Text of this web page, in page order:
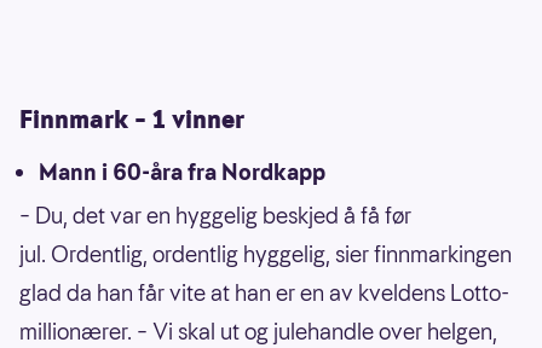
Finnmark – 1 vinner
Mann i 60-åra fra Nordkapp
– Du, det var en hyggelig beskjed å få før
jul. Ordentlig, ordentlig hyggelig, sier finnmarkingen
glad da han får vite at han er en av kveldens Lotto-
millionærer. – Vi skal ut og julehandle over helgen,